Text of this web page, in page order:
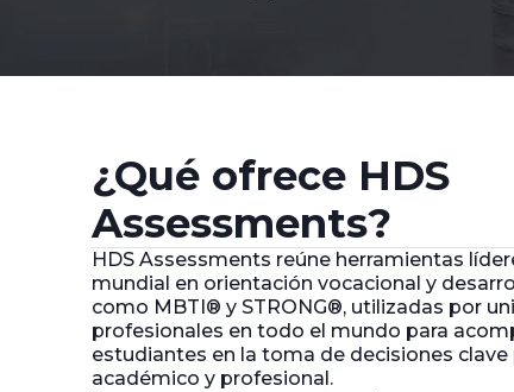
¿Qué ofrece HDS
Assessments?
HDS Assessments reúne herramientas
mundial en orientación vocacional y
como MBTI® y STRONG®, utilizadas por
profesionales en todo el mundo para
estudiantes en la toma de decisiones clave
académico y profesional.